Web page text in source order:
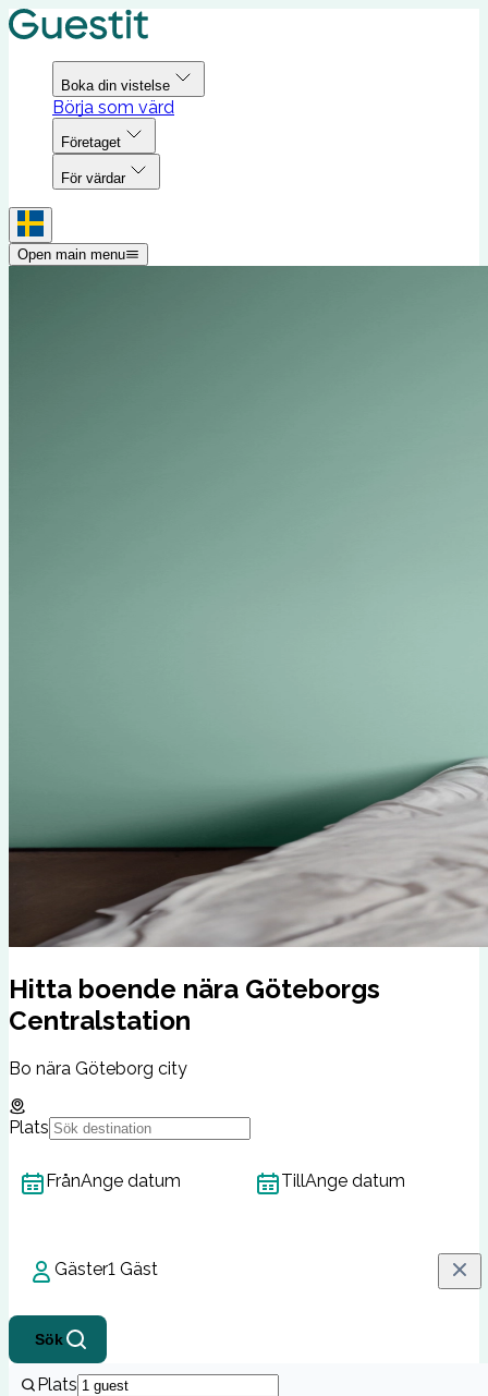
Boka din vistelse
Börja som värd
Företaget
För värdar
Open main menu
Hitta boende nära Göteborgs
Centralstation
Bo nära Göteborg city
Plats
FrånAnge datum TillAnge datum
Gäster1 Gäst
Sök
Plats